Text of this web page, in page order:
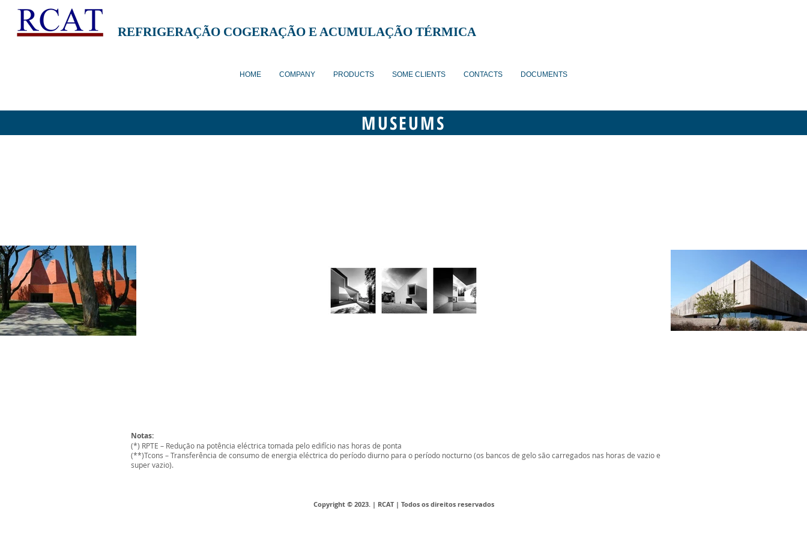
REFRIGERAÇÃO COGERAÇÃO E ACUMULAÇÃO TÉRMICA
HOME COMPANY PRODUCTS SOME CLIENTS CONTACTS DOCUMENTS
MUSEUMS
Notas:
(*) RPTE – Redução na potência eléctrica tomada pelo edifício nas horas de ponta
(**)Tcons – Transferência de consumo de energia eléctrica do período diurno para o período nocturno (os bancos de gelo são carregados nas horas de vazio e
super vazio).
Copyright © 2023. | RCAT | Todos os direitos reservados